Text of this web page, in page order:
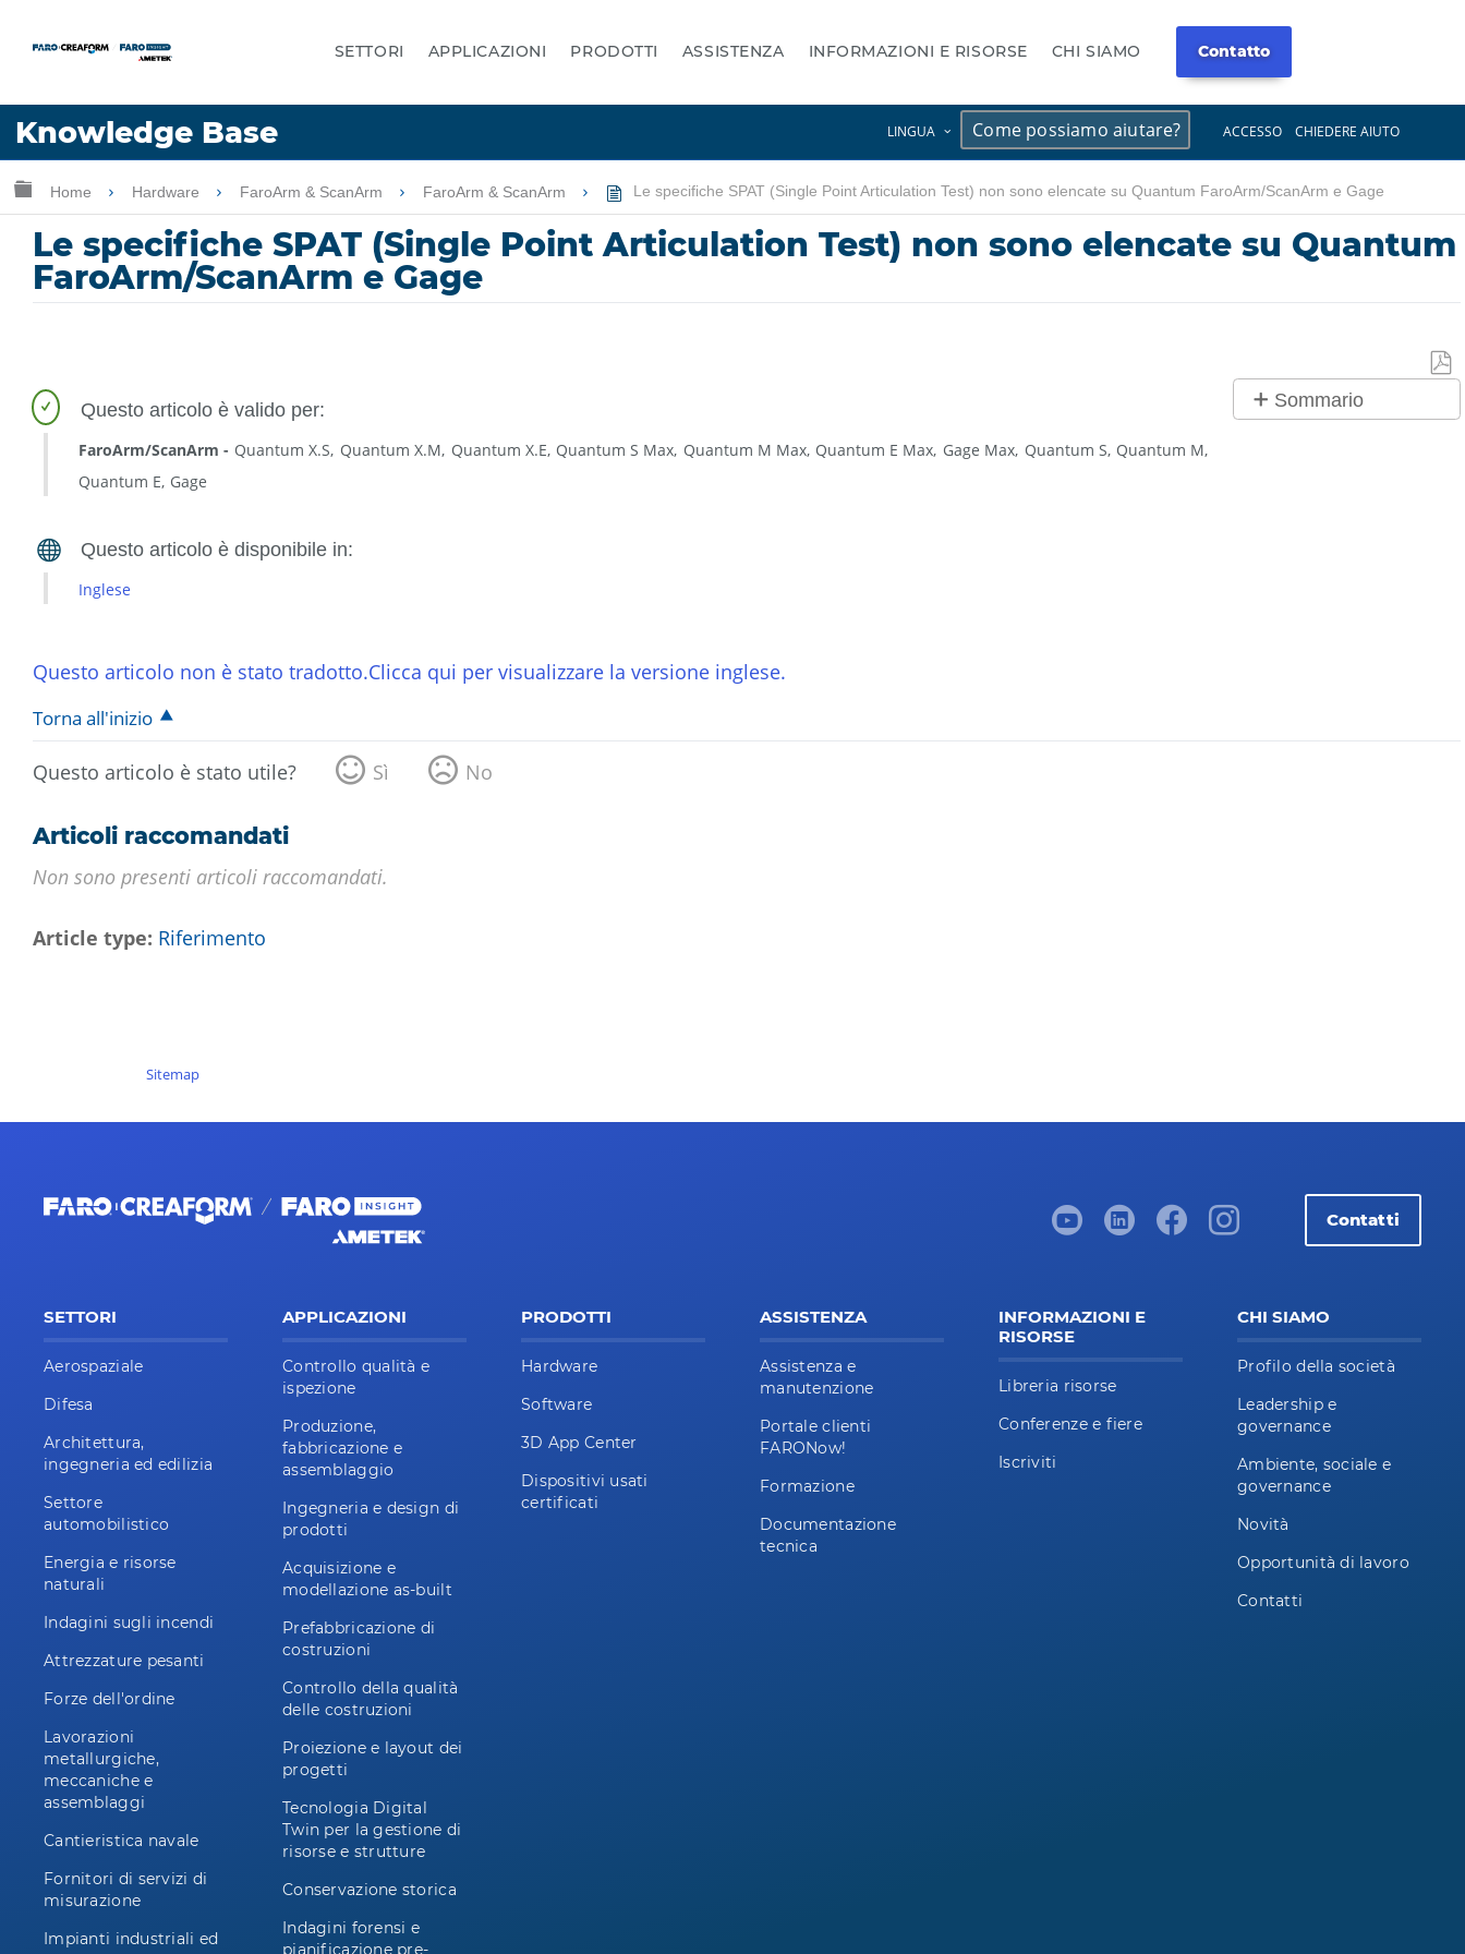
SETTORI APPLICAZIONI PRODOTTI ASSISTENZA INFORMAZIONI E RISORSE CHI SIAMO Contatto
Knowledge Base LINGUA ACCESSO CHIEDERE AIUTO
Lingua
Ingrandisci/riduci gerarchia globale
Home Hardware FaroArm & ScanArm FaroArm & ScanArm Le specifiche SPAT (Single Point Articulation Test) non sono elencate su Quantum FaroArm/ScanArm e Gage
Le specifiche SPAT (Single Point Articulation Test) non sono elencate su Quantum
FaroArm/ScanArm e Gage
Sommario
FaroArm/ScanArm Quantum X.S Quantum X.M Quantum X.E Quantum S Max Quantum M Max Quantum E Max Gage Max Quantum S Quantum M
Quantum E Gage
Inglese
Questo articolo non è stato tradotto.Clicca qui per visualizzare la versione inglese.
Torna all'inizio
Questo articolo è stato utile? Sì No
Articoli raccomandati
Non sono presenti articoli raccomandati.
Article type Riferimento
Sitemap
Contatti
SETTORI
Aerospaziale
Difesa
Architettura,
ingegneria ed edilizia
Settore
automobilistico
Energia e risorse
naturali
Indagini sugli incendi
Attrezzature pesanti
Forze dell'ordine
Lavorazioni
metallurgiche,
meccaniche e
assemblaggi
Cantieristica navale
Fornitori di servizi di
misurazione
Impianti industriali ed
APPLICAZIONI
Controllo qualità e
ispezione
Produzione,
fabbricazione e
assemblaggio
Ingegneria e design di
prodotti
Acquisizione e
modellazione as-built
Prefabbricazione di
costruzioni
Controllo della qualità
delle costruzioni
Proiezione e layout dei
progetti
Tecnologia Digital
Twin per la gestione di
risorse e strutture
Conservazione storica
Indagini forensi e
pianificazione pre-
PRODOTTI
Hardware
Software
3D App Center
Dispositivi usati
certificati
ASSISTENZA
Assistenza e
manutenzione
Portale clienti
FARONow!
Formazione
Documentazione
tecnica
INFORMAZIONI E
RISORSE
Libreria risorse
Conferenze e fiere
Iscriviti
CHI SIAMO
Profilo della società
Leadership e
governance
Ambiente, sociale e
governance
Novità
Opportunità di lavoro
Contatti